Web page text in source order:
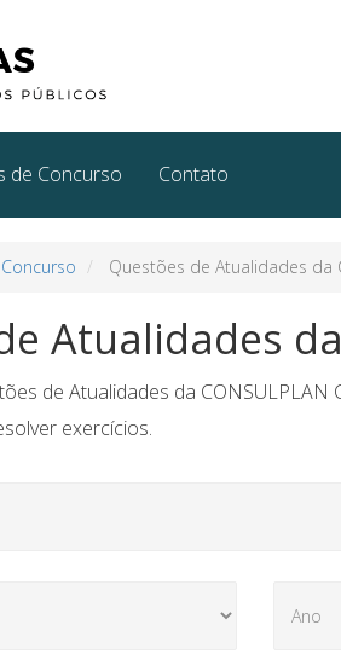
de Concurso Contato
Questões de Atualidades da
Atualidades
de Atualidades da
exercícios.